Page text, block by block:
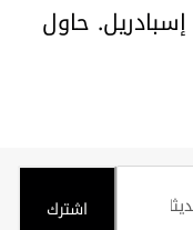
إسبادريل. حاول
اشترك